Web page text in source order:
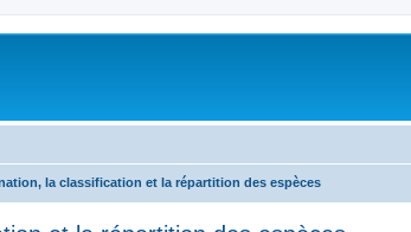
la classification et la répartition des espèces